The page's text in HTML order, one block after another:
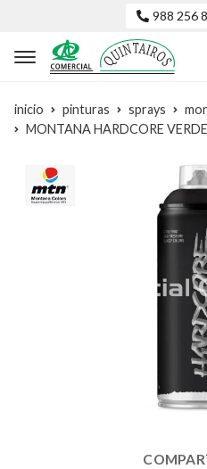
988 256
inicio pinturas sprays
MONTANA HARDCORE